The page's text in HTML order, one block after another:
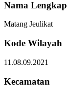
Nama Lengkap
Matang Jeulikat
Kode Wilayah
11.08.09.2021
Kecamatan